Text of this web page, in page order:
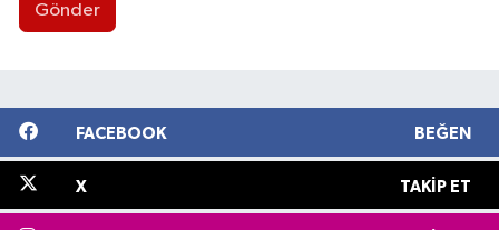
Gönder
FACEBOOK BEĞEN
X TAKIP ET